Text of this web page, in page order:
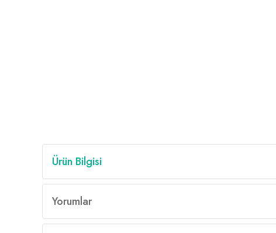
Ürün Bilgisi
Yorumlar